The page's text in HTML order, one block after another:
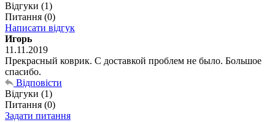
Відгуки (1)
Питання (0)
Написати відгук
Игорь
11.11.2019
Прекрасный коврик. С доставкой проблем не было. Большое
спасибо.
Відповісти
Відгуки (1)
Питання (0)
Задати питання